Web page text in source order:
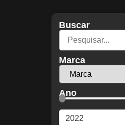
Buscar
Marca
Ano